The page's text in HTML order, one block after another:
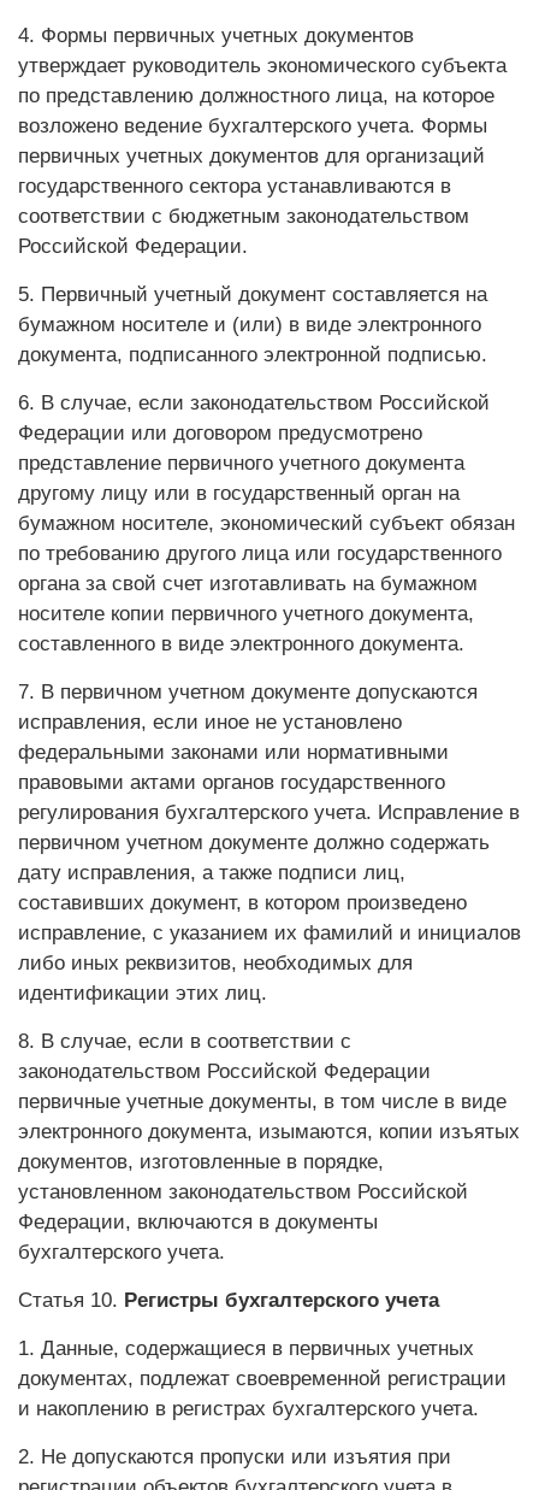
4. Формы первичных учетных документов
утверждает руководитель экономического субъекта
по представлению должностного лица, на которое
возложено ведение бухгалтерского учета. Формы
первичных учетных документов для организаций
государственного сектора устанавливаются в
соответствии с бюджетным законодательством
Российской Федерации.
5. Первичный учетный документ составляется на
бумажном носителе и (или) в виде электронного
документа, подписанного электронной подписью.
6. В случае, если законодательством Российской
Федерации или договором предусмотрено
представление первичного учетного документа
другому лицу или в государственный орган на
бумажном носителе, экономический субъект обязан
по требованию другого лица или государственного
органа за свой счет изготавливать на бумажном
носителе копии первичного учетного документа,
составленного в виде электронного документа.
7. В первичном учетном документе допускаются
исправления, если иное не установлено
федеральными законами или нормативными
правовыми актами органов государственного
регулирования бухгалтерского учета. Исправление в
первичном учетном документе должно содержать
дату исправления, а также подписи лиц,
составивших документ, в котором произведено
исправление, с указанием их фамилий и инициалов
либо иных реквизитов, необходимых для
идентификации этих лиц.
8. В случае, если в соответствии с
законодательством Российской Федерации
первичные учетные документы, в том числе в виде
электронного документа, изымаются, копии изъятых
документов, изготовленные в порядке,
установленном законодательством Российской
Федерации, включаются в документы
бухгалтерского учета.
Статья 10. Регистры бухгалтерского учета
1. Данные, содержащиеся в первичных учетных
документах, подлежат своевременной регистрации
и накоплению в регистрах бухгалтерского учета.
2. Не допускаются пропуски или изъятия при